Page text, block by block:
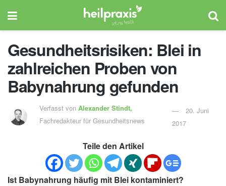
Gesundheitsrisiken: Blei in
zahlreichen Proben von
Babynahrung gefunden
Verfasst von Alexander Stindt,
Fachredakteur für Gesundheitsnews
20. Juni
2017
Teile den Artikel
Ist Babynahrung häufig mit Blei kontaminiert?